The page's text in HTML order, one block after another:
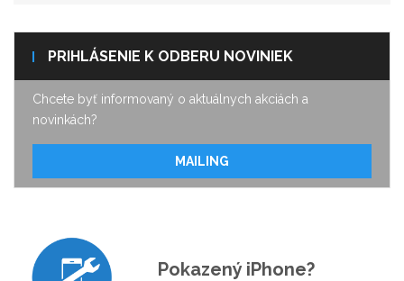
PRIHLÁSENIE K ODBERU NOVINIEK
Chcete byť informovaný o aktuálnych akciách a
novinkách?
MAILING
Pokazený iPhone?